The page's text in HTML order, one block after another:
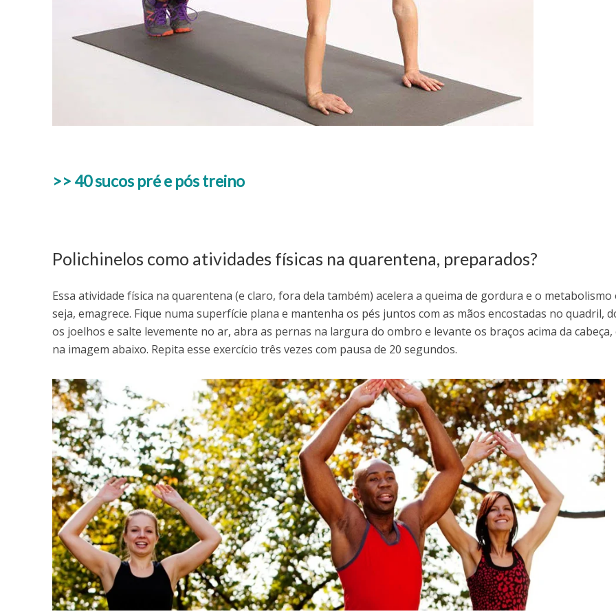
>> 40 sucos pré e pós treino
Polichinelos como atividades físicas na quarentena, preparados?
Essa atividade física na quarentena (e claro, fora dela também) acelera a queima de gordura e o metabolismo
seja, emagrece. Fique numa superfície plana e mantenha os pés juntos com as mãos encostadas no quadril,
os joelhos e salte levemente no ar, abra as pernas na largura do ombro e levante os braços acima da cabeça,
na imagem abaixo. Repita esse exercício três vezes com pausa de 20 segundos.